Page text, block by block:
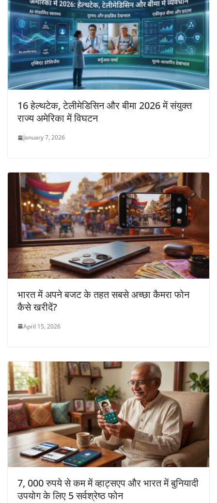
16 हेल्थटेक, टेलीमेडिसिन और बीमा 2026 में संयुक्त
राज्य अमेरिका में विघटन
January 7, 2026
भारत में अपने बजट के तहत सबसे अच्छा कैमरा फोन
कैसे खरीदें?
April 15, 2026
7, 000 रुपये से कम में व्हाट्सएप और भारत में बुनियादी
उपयोग के लिए 5 सर्वश्रेष्ठ फोन